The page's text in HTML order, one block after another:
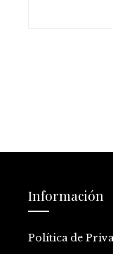
Información
Política de